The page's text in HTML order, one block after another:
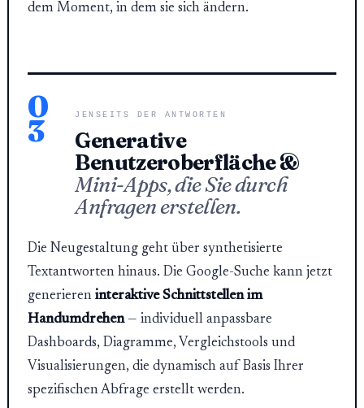
dem Moment, in dem sie sich ändern.
0
3 JENSEITS DER ANTWORTEN
Generative
Benutzeroberfläche &
Mini-Apps, die Sie durch
Anfragen erstellen.
Die Neugestaltung geht über synthetisierte
Textantworten hinaus. Die Google-Suche kann jetzt
generiereninteraktive Schnittstellen im
Handumdrehen— individuell anpassbare
Dashboards, Diagramme, Vergleichstools und
Visualisierungen, die dynamisch auf Basis Ihrer
spezifischen Abfrage erstellt werden.